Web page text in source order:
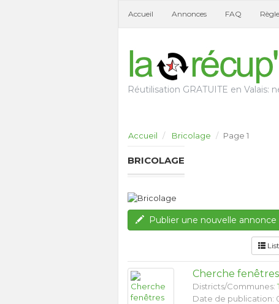
Accueil Annonces FAQ
Réutilisation GRATUITE en Valais:
Accueil Bricolage Page 1
BRICOLAGE
Publier une nouvelle annonce
Cherche
Districts/Communes:
Date de publication: